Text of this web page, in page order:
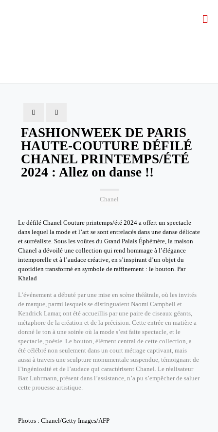
FASHIONWEEK DE PARIS
HAUTE-COUTURE DÉFILÉ
CHANEL PRINTEMPS/ÉTÉ
2024 : Allez on danse !!
Chanel
Le défilé Chanel Couture printemps/été 2024 a offert un spectacle
dans lequel la mode et l’art se sont entrelacés dans une danse délicate
et surréaliste. Sous les voûtes du Grand Palais Éphémère, la maison
Chanel a dévoilé une collection qui rend hommage à l’élégance
intemporelle et à l’audace créative, en s’inspirant d’un objet du
quotidien transformé en symbole de raffinement : le bouton. Par
Khalad
L’événement a débuté par une mise en scène théâtrale, où les invités
de marque, parmi lesquels se distinguaient Naomi Campbell et
Kendrick Lamar, ont été accueillis par une paire de ciseaux géants,
métaphore de la création et de la précision. Cette entrée en matière a
donné le ton à une soirée où la mode s’est faite spectacle, et le
spectacle, poésie. Le bouton, élément central de cette collection, a
été célébré non seulement dans un court métrage captivant, mais
aussi à travers une sculpture monumentale suspendue, témoignant de
l’ingéniosité et de l’audace qui caractérisent Chanel. Le réalisateur
Baz Luhrmann, présent dans l’assistance, n’a pu s’empêcher de saluer
cette prouesse artistique.
Photos : Chanel/Getty Images/AFP